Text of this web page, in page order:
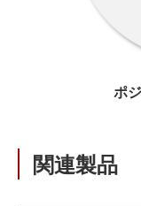
ポ
関連製品